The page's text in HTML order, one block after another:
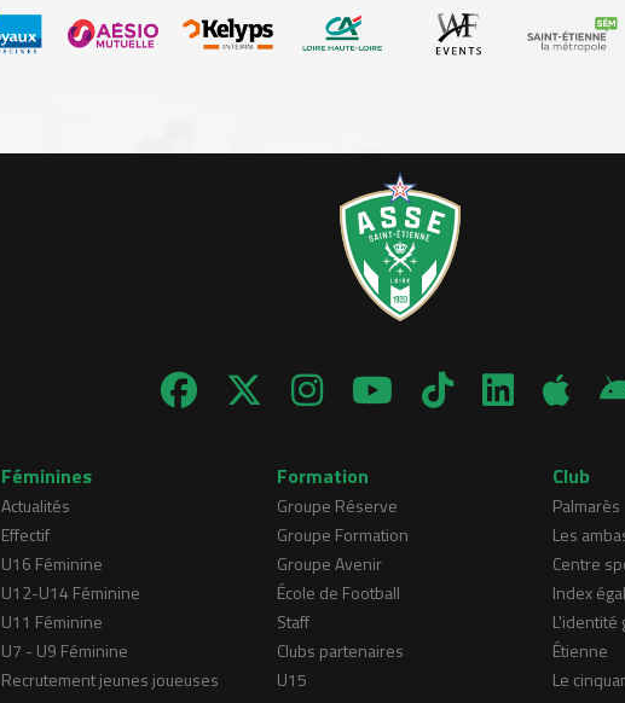
Féminines
Actualités
Effectif
U16 Féminine
U12-U14 Féminine
U11 Féminine
U7 - U9 Féminine
Recrutement jeunes joueuses
Formation
Groupe Réserve
Groupe Formation
Groupe Avenir
École de Football
Staff
Clubs partenaires
U15
Club
Palmarès
Les
Centre
Index
L'identité
Étienne
Le